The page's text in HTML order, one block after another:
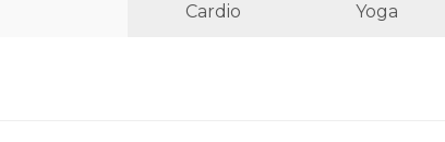
Cardio Yoga